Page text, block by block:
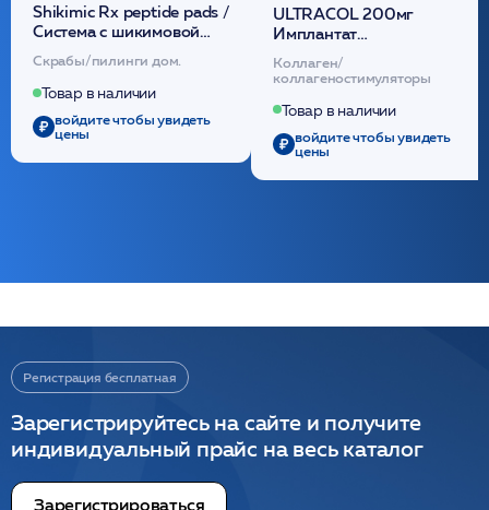
Shikimic Rx peptide pads /
Cистема с шикимовой
кислотой обновляющая
(30шт) /HP
Скрабы/пилинги дом.
Товар в наличии
войдите чтобы увидеть
цены
ULTRACOL 200мг
Имплантат
внутридермальный,
стерильный на основе
полидиоксанона
/ULTRACOL
Коллаген/
коллагеностимуляторы
Товар в наличии
войдите чтобы увидеть
цены
Регистрация бесплатная
Зарегистрируйтесь на сайте и получите
индивидуальный прайс на весь каталог
Зарегистрироваться